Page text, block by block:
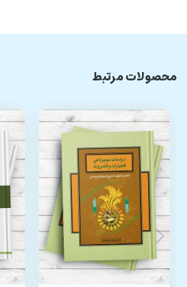
محصولات مرتبط